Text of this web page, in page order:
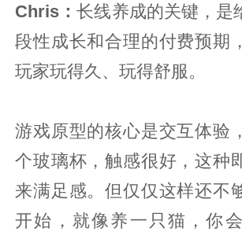
Chris：长线养成的关键，是
段性成长和合理的付费预期
玩家玩得久、玩得舒服。
游戏原型的核心是交互体验
个玻璃杯，触感很好，这种
来满足感。但仅仅这样还不
开始，就像养一只猫，你